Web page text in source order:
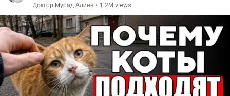
Доктор Мурад Алиев • 1.2M views